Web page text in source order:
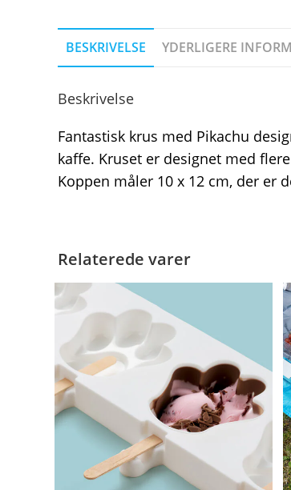
BESKRIVELSE YDERLIGERE
Beskrivelse
Fantastisk krus med Pikachu
kaffe. Kruset er designet med
Koppen måler 10 x 12 cm, der er
Relaterede varer